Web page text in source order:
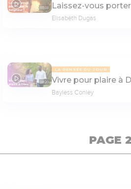
07:03 Laissez-vous
Elisabeth Dugas
08:20
LA PENSÉE DU JOUR
Vivre pour plaire à
Bayless Conley
PAGE 2